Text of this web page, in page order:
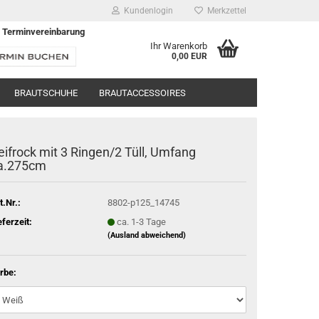
Kundenlogin Merkzettel
Ihr Warenkorb
0,00 EUR
BRAUTSCHUHE BRAUTACCESSOIRES
mit 3 Ringen/2 Tüll, Umfang
8802-p125_14745
ca. 1-3 Tage
(Ausland abweichend)